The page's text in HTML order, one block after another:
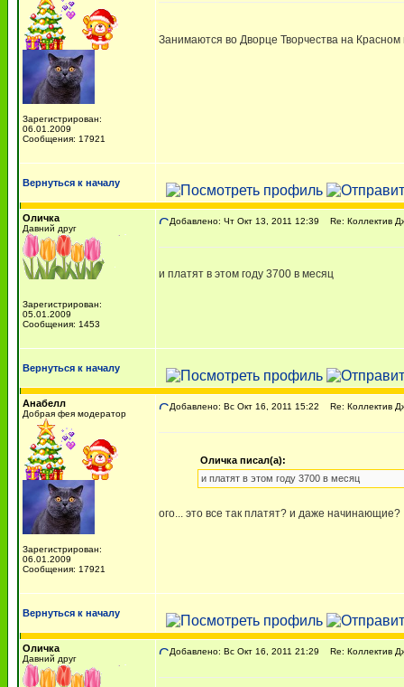
Зарегистрирован:
06.01.2009
Сообщения: 17921
Занимаются во Дворце Творчества на
Вернуться к началу
Оличка
Давний друг
Зарегистрирован:
05.01.2009
Сообщения: 1453
Добавлено: Чт Окт 13, 2011 12:39 Re: Коллектив
и платят в этом году 3700 в месяц
Вернуться к началу
Анабелл
Добрая фея модератор
Зарегистрирован:
06.01.2009
Сообщения: 17921
Добавлено: Вс Окт 16, 2011 15:22 Re: Коллектив
Оличка писал(а):
и платят в этом году 3700 в месяц
ого... это все так платят? и даже начинающие?
Вернуться к началу
Оличка
Давний друг
Добавлено: Вс Окт 16, 2011 21:29 Re: Коллектив